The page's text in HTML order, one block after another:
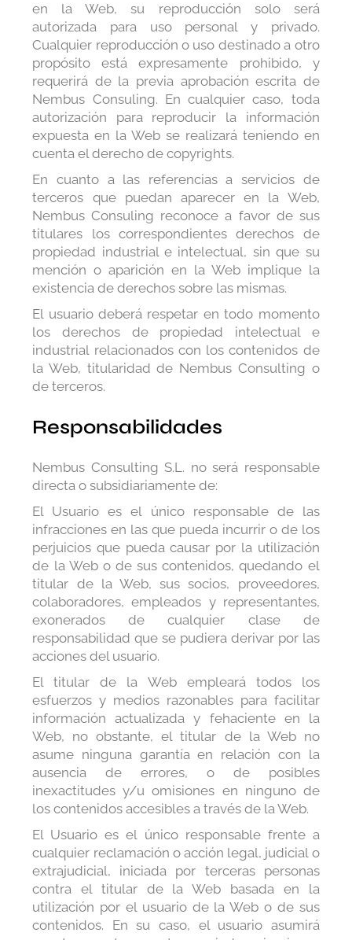
en la Web, su reproducción solo será
autorizada para uso personal y privado.
Cualquier reproducción o uso destinado a otro
propósito está expresamente prohibido, y
requerirá de la previa aprobación escrita de
Nembus Consuling. En cualquier caso, toda
autorización para reproducir la información
expuesta en la Web se realizará teniendo en
cuenta el derecho de copyrights.
En cuanto a las referencias a servicios de
terceros que puedan aparecer en la Web,
Nembus Consuling reconoce a favor de sus
titulares los correspondientes derechos de
propiedad industrial e intelectual, sin que su
mención o aparición en la Web implique la
existencia de derechos sobre las mismas.
El usuario deberá respetar en todo momento
los derechos de propiedad intelectual e
industrial relacionados con los contenidos de
la Web, titularidad de Nembus Consulting o
de terceros.
Responsabilidades
Nembus Consulting S.L. no será responsable
directa o subsidiariamente de:
El Usuario es el único responsable de las
infracciones en las que pueda incurrir o de los
perjuicios que pueda causar por la utilización
de la Web o de sus contenidos, quedando el
titular de la Web, sus socios, proveedores,
colaboradores, empleados y representantes,
exonerados de cualquier clase de
responsabilidad que se pudiera derivar por las
acciones del usuario.
El titular de la Web empleará todos los
esfuerzos y medios razonables para facilitar
información actualizada y fehaciente en la
Web, no obstante, el titular de la Web no
asume ninguna garantía en relación con la
ausencia de errores, o de posibles
inexactitudes y/u omisiones en ninguno de
los contenidos accesibles a través de la Web.
El Usuario es el único responsable frente a
cualquier reclamación o acción legal, judicial o
extrajudicial, iniciada por terceras personas
contra el titular de la Web basada en la
utilización por el usuario de la Web o de sus
contenidos. En su caso, el usuario asumirá